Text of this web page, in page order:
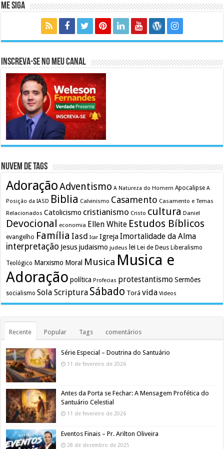
Me Siga
Inscreva-se no meu canal
Nuvem de Tags
AdoraçãoAdventismo A Natureza do Homem Apocalipse A
Posição da IASD Biblia Calvinismo Casamento Casamento e Temas
Relacionados Catolicismo cristianismo Cristo cultura Daniel
Devocional economia Ellen White Estudos Bíblicos
evangelho Família Iasd Icar Igreja Imortalidade da Alma
interpretação Jesusjudaismo judeus lei Lei de Deus Liberalismo
Teológico Marxismo Moral Musica Musica e
Adoração política Profecias protestantismo Sermões
socialismo Sola Scriptura Sábado Torá vida Videos
Recente Popular Tags comentários
Série Especial – Doutrina do Santuário
11 de fevereiro de 2026
Antes da Porta se Fechar: A Mensagem Profética do
Santuário Celestial
11 de fevereiro de 2026
Eventos Finais – Pr. Arilton Oliveira
28 de dezembro de 2025